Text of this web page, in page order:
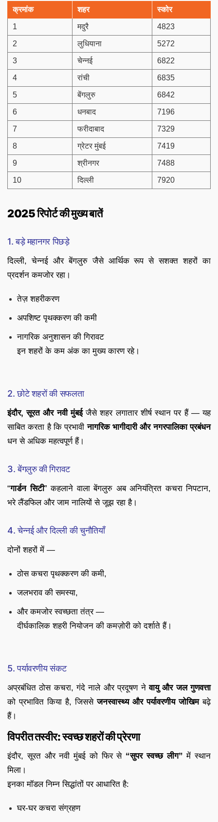
क्रमांक शहर स्कोर
1 मदुरै 4823
2 लुधियाना 5272
3 चेन्नई 6822
4 रांची 6835
5 बेंगलुरु 6842
6 धनबाद 7196
7 फरीदाबाद 7329
8 ग्रेटर मुंबई 7419
9 श्रीनगर 7488
10 दिल्ली 7920
2025 रिपोर्ट की मुख्य बातें
1. बड़े महानगर पिछड़े
दिल्ली, चेन्नई और बेंगलुरु जैसे आर्थिक रूप से सशक्त शहरों का
प्रदर्शन कमजोर रहा।
तेज़ शहरीकरण
अपशिष्ट पृथक्करण की कमी
नागरिक अनुशासन की गिरावट
इन शहरों के कम अंक का मुख्य कारण रहे।
2. छोटे शहरों की सफलता
इंदौर, सूरत और नवी मुंबईजैसे शहर लगातार शीर्ष स्थान पर हैं — यह
साबित करता है कि प्रभावीनागरिक भागीदारी और नगरपालिका प्रबंधन
धन से अधिक महत्वपूर्ण हैं।
3. बेंगलुरु की गिरावट
“गार्डन सिटी” कहलाने वाला बेंगलुरु अब अनियंत्रित कचरा निपटान,
भरे लैंडफिल और जाम नालियों से जूझ रहा है।
4. चेन्नई और दिल्ली की चुनौतियाँ
दोनों शहरों में —
ठोस कचरा पृथक्करण की कमी,
जलभराव की समस्या,
और कमजोर स्वच्छता तंत्र —
दीर्घकालिक शहरी नियोजन की कमज़ोरी को दर्शाते हैं।
5. पर्यावरणीय संकट
अप्रबंधित ठोस कचरा, गंदे नाले और प्रदूषण नेवायु और जल गुणवत्ता
को प्रभावित किया है, जिससेजनस्वास्थ्य और पर्यावरणीय जोखिमबढ़े
हैं।
विपरीत तस्वीर: स्वच्छ शहरों की प्रेरणा
इंदौर, सूरत और नवी मुंबई को फिर से “सुपर स्वच्छ लीग” में स्थान
मिला।
इनका मॉडल निम्न सिद्धांतों पर आधारित है:
घर-घर कचरा संग्रहण